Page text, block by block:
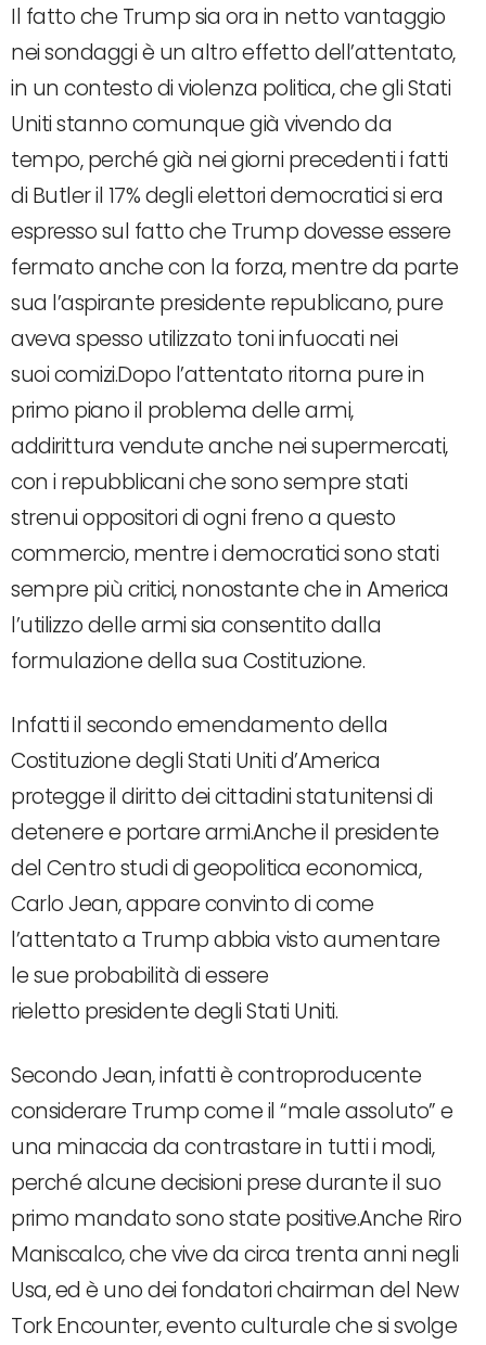
Il fatto che Trump sia ora in netto vantaggio
nei sondaggi è un altro effetto dell’attentato,
in un contesto di violenza politica, che gli Stati
Uniti stanno comunque già vivendo da
tempo, perché già nei giorni precedenti i fatti
di Butler il 17% degli elettori democratici si era
espresso sul fatto che Trump dovesse essere
fermato anche con la forza, mentre da parte
sua l’aspirante presidente republicano, pure
aveva spesso utilizzato toni infuocati nei
suoi comizi.Dopo l’attentato ritorna pure in
primo piano il problema delle armi,
addirittura vendute anche nei supermercati,
con i repubblicani che sono sempre stati
strenui oppositori di ogni freno a questo
commercio, mentre i democratici sono stati
sempre più critici, nonostante che in America
l’utilizzo delle armi sia consentito dalla
formulazione della sua Costituzione.
Infatti il secondo emendamento della
Costituzione degli Stati Uniti d’America
protegge il diritto dei cittadini statunitensi di
detenere e portare armi.Anche il presidente
del Centro studi di geopolitica economica,
Carlo Jean, appare convinto di come
l’attentato a Trump abbia visto aumentare
le sue probabilità di essere
rieletto presidente degli Stati Uniti.
Secondo Jean, infatti è controproducente
considerare Trump come il “male assoluto” e
una minaccia da contrastare in tutti i modi,
perché alcune decisioni prese durante il suo
primo mandato sono state positive.Anche Riro
Maniscalco, che vive da circa trenta anni negli
Usa, ed è uno dei fondatori chairman del New
Tork Encounter, evento culturale che si svolge